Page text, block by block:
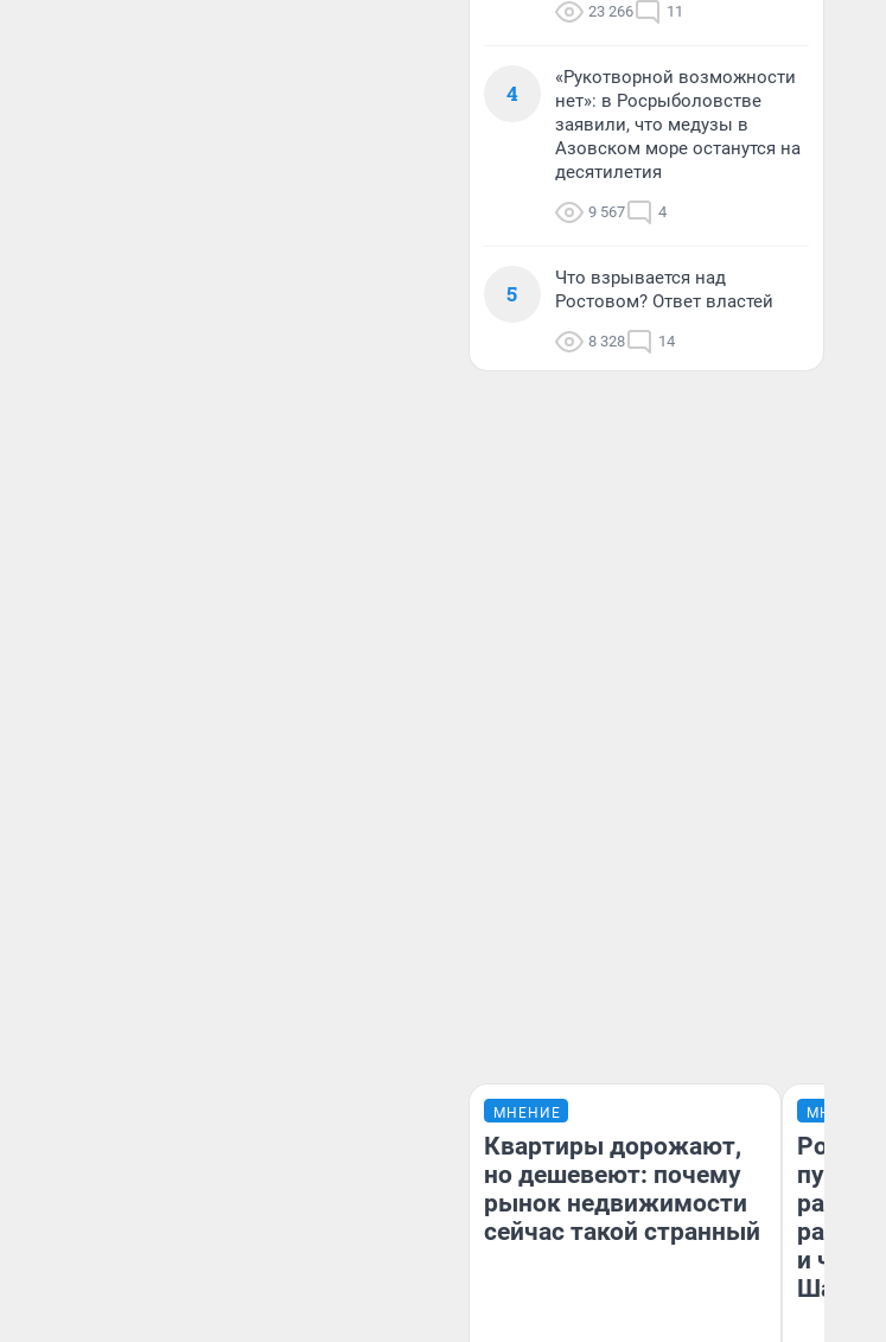
23 266 11
4
«Рукотворной возможности
нет»: в Росрыболовстве
заявили, что медузы в
Азовском море останутся на
десятилетия
9 567 4
5
Что взрывается над
Ростовом? Ответ властей
8 328 14
МНЕНИЕ
Квартиры дорожают,
но дешевеют: почему
рынок недвижимости
сейчас такой странный
МНЕНИЕ
и чем